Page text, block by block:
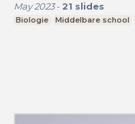
May 2023- 21 slides
Biologie Middelbare school